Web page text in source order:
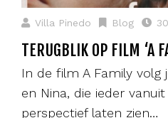
Villa Pinedo Blog
TERUGBLIK OP FILM ‘A
In de film A Family volg
en Nina, die ieder
perspectief laten zien…